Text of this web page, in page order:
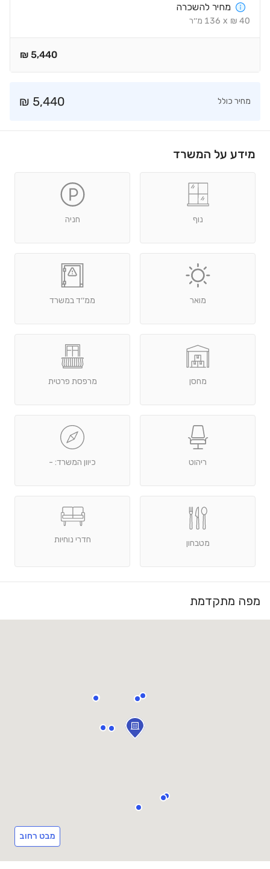
מחיר להשכרה
40
₪
x
136 מ׳׳ר
5,440
₪
מחיר כולל 5,440
₪
מידע על המשרד
נוף חניה
מואר ממ׳׳ד במשרד
מחסן מרפסת פרטית
ריהוט כיוון המשרד: -
מטבחון חדרי נוחיות
מפה מתקדמת
מבט רחוב